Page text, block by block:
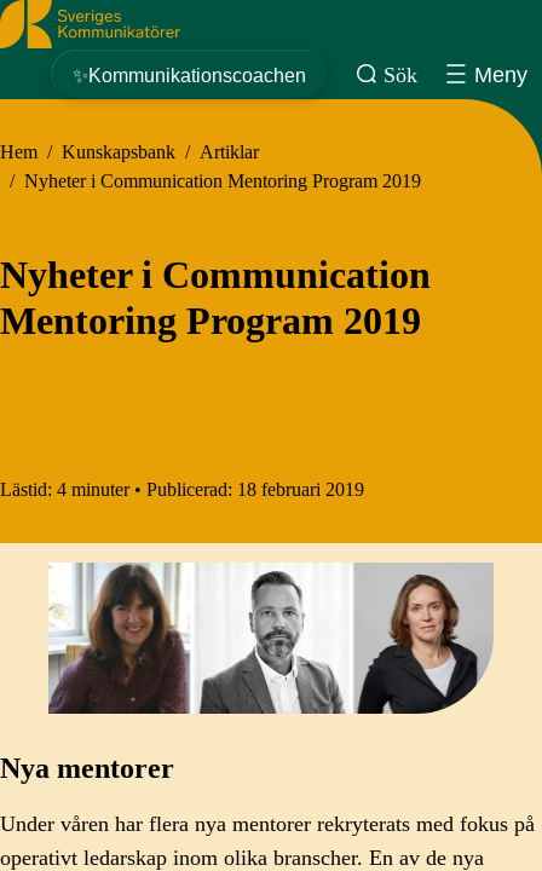
Sveriges Kommunikatörer
✨Kommunikationscoachen Sök Meny
Hem / Kunskapsbank / Artiklar
/ Nyheter i Communication Mentoring Program 2019
Nyheter i Communication
Mentoring Program 2019
Lästid: 4 minuter • Publicerad: 18 februari 2019
Nya mentorer
Under våren har flera nya mentorer rekryterats med fokus på
operativt ledarskap inom olika branscher. En av de nya